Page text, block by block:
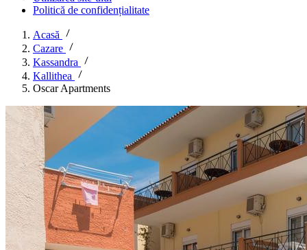
Politică de confidențialitate
Acasă
Cazare
Kassandra
Kallithea
Oscar Apartments